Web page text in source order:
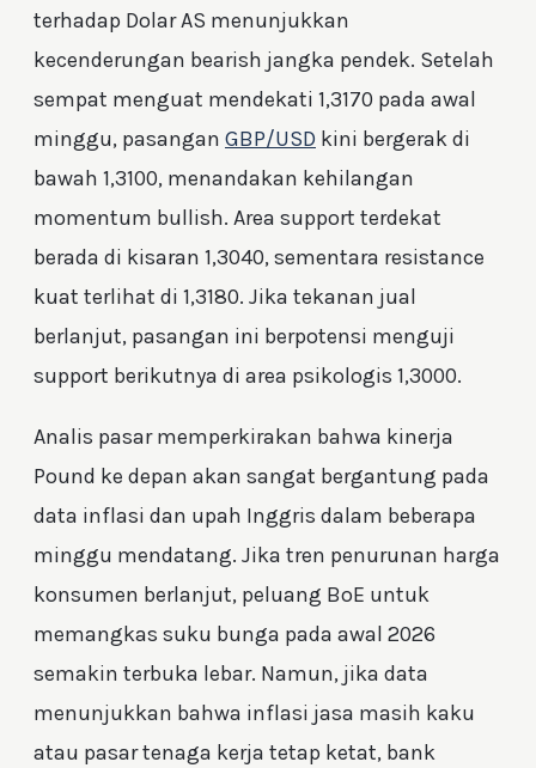
terhadap Dolar AS menunjukkan
kecenderungan bearish jangka pendek. Setelah
sempat menguat mendekati 1,3170 pada awal
minggu, pasangan GBP/USD kini bergerak di
bawah 1,3100, menandakan kehilangan
momentum bullish. Area support terdekat
berada di kisaran 1,3040, sementara resistance
kuat terlihat di 1,3180. Jika tekanan jual
berlanjut, pasangan ini berpotensi menguji
support berikutnya di area psikologis 1,3000.
Analis pasar memperkirakan bahwa kinerja
Pound ke depan akan sangat bergantung pada
data inflasi dan upah Inggris dalam beberapa
minggu mendatang. Jika tren penurunan harga
konsumen berlanjut, peluang BoE untuk
memangkas suku bunga pada awal 2026
semakin terbuka lebar. Namun, jika data
menunjukkan bahwa inflasi jasa masih kaku
atau pasar tenaga kerja tetap ketat, bank